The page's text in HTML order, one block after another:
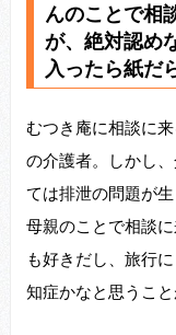
んのことで相
が、絶対認め
入ったら紙だ
むつき庵に相談に
の介護者。しかし
ては排泄の問題が
母親のことで相談
も好きだし、旅行
知症かなと思うこと